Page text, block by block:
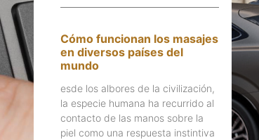
Cómo funcionan los masajes
en diversos países del
mundo
esde los albores de la civilización,
la especie humana ha recurrido al
contacto de las manos sobre la
piel como una respuesta instintiva